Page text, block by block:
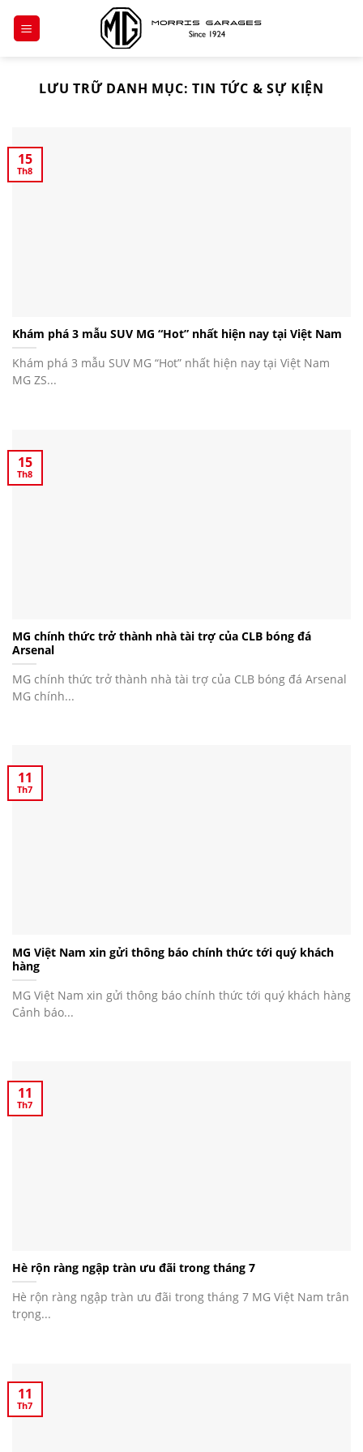
đến
LƯU TRỮ DANH MỤC:TIN TỨC & SỰ KIỆN
Khám phá 3 mẫu SUV MG “Hot” nhất hiện nay tại Việt Nam
Khám phá 3 mẫu SUV MG “Hot” nhất hiện nay tại Việt Nam
MG ZS...
15
Th8
MG chính thức trở thành nhà tài trợ của CLB bóng đá
Arsenal
MG chính thức trở thành nhà tài trợ của CLB bóng đá Arsenal
MG chính...
15
Th8
MG Việt Nam xin gửi thông báo chính thức tới quý khách
hàng
MG Việt Nam xin gửi thông báo chính thức tới quý khách hàng
Cảnh báo...
11
Th7
Hè rộn ràng ngập tràn ưu đãi trong tháng 7
Hè rộn ràng ngập tràn ưu đãi trong tháng 7 MG Việt Nam trân
trọng...
11
Th7
11
Th7